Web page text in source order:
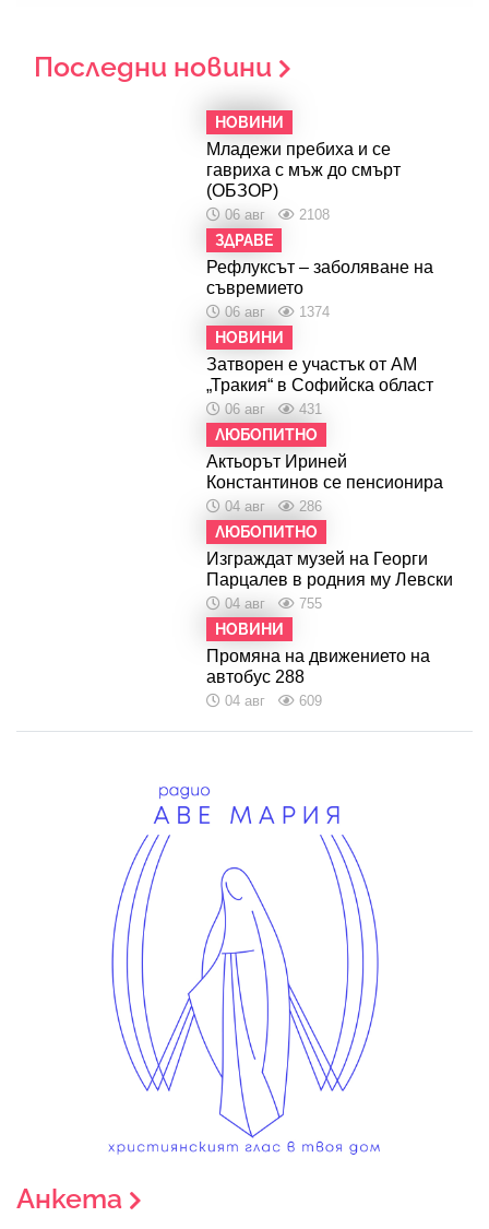
Последни новини
НОВИНИ
Младежи пребиха и се
гавриха с мъж до смърт
(ОБЗОР)
06 авг 2108
ЗДРАВЕ
Рефлуксът – заболяване на
съвремието
06 авг 1374
НОВИНИ
Затворен е участък от АМ
„Тракия“ в Софийска област
06 авг 431
ЛЮБОПИТНО
Актьорът Ириней
Константинов се пенсионира
04 авг 286
ЛЮБОПИТНО
Изграждат музей на Георги
Парцалев в родния му Левски
04 авг 755
НОВИНИ
Промяна на движението на
автобус 288
04 авг 609
Анкета